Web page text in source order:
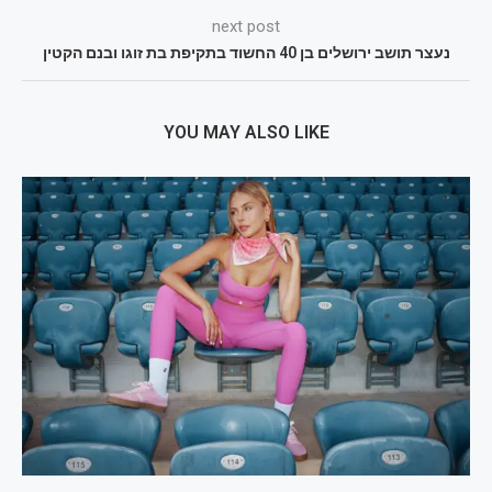
next post
נעצר תושב ירושלים בן 40 החשוד בתקיפת בת זוגו ובנם הקטין
YOU MAY ALSO LIKE